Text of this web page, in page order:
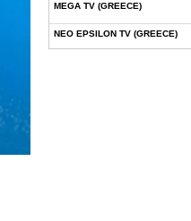
MEGA TV (GREECE)
NEO EPSILON TV (GREECE)